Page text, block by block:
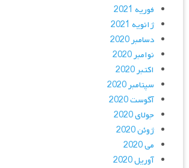
فوریه 2021
ژانویه 2021
دسامبر 2020
نوامبر 2020
اکتبر 2020
سپتامبر 2020
آگوست 2020
جولای 2020
ژوئن 2020
می 2020
آوریل 2020